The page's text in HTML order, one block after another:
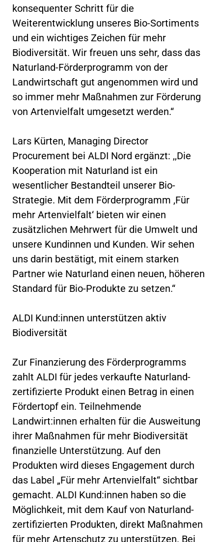
konsequenter Schritt für die
Weiterentwicklung unseres Bio-Sortiments
und ein wichtiges Zeichen für mehr
Biodiversität. Wir freuen uns sehr, dass das
Naturland-Förderprogramm von der
Landwirtschaft gut angenommen wird und
so immer mehr Maßnahmen zur Förderung
von Artenvielfalt umgesetzt werden.“
Lars Kürten, Managing Director
Procurement bei ALDI Nord ergänzt: ,,Die
Kooperation mit Naturland ist ein
wesentlicher Bestandteil unserer Bio-
Strategie. Mit dem Förderprogramm ,Für
mehr Artenvielfalt‘ bieten wir einen
zusätzlichen Mehrwert für die Umwelt und
unsere Kundinnen und Kunden. Wir sehen
uns darin bestätigt, mit einem starken
Partner wie Naturland einen neuen, höheren
Standard für Bio-Produkte zu setzen.“
ALDI Kund:innen unterstützen aktiv
Biodiversität
Zur Finanzierung des Förderprogramms
zahlt ALDI für jedes verkaufte Naturland-
zertifizierte Produkt einen Betrag in einen
Fördertopf ein. Teilnehmende
Landwirt:innen erhalten für die Ausweitung
ihrer Maßnahmen für mehr Biodiversität
finanzielle Unterstützung. Auf den
Produkten wird dieses Engagement durch
das Label „Für mehr Artenvielfalt“ sichtbar
gemacht. ALDI Kund:innen haben so die
Möglichkeit, mit dem Kauf von Naturland-
zertifizierten Produkten, direkt Maßnahmen
für mehr Artenschutz zu unterstützen. Bei